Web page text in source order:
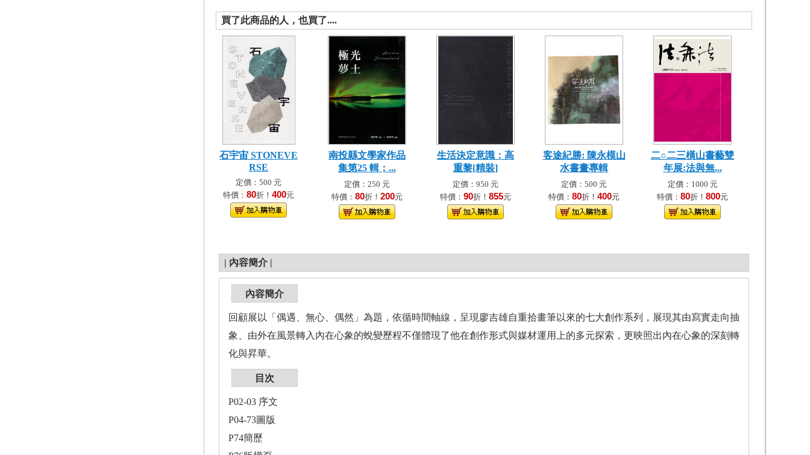
買了此商品的人，也買了....
石宇宙 STONEVE
RSE
定價：500 元
特價： 80折！ 400元
南投縣文學家作品
集第25 輯；...
定價：250 元
特價： 80折！ 200元
生活決定意識：高
重黎[精裝]
定價：950 元
特價： 90折！ 855元
客途紀勝: 陳永模山
水書畫專輯
定價：500 元
特價： 80折！ 400元
二○二三橫山書藝雙
年展:法與無...
定價：1000 元
特價： 80折！ 800元
| 內容簡介 |
內容簡介
回顧展以「偶遇、無心、偶然」為題，依循時間軸線，呈現廖吉雄自重拾畫筆以來的七大創作系列，展現其由寫實走向抽
象、由外在風景轉入內在心象的蛻變歷程不僅體現了他在創作形式與媒材運用上的多元探索，更映照出內在心象的深刻轉
化與昇華。
目次
P02-03 序文
P04-73圖版
P74簡歷